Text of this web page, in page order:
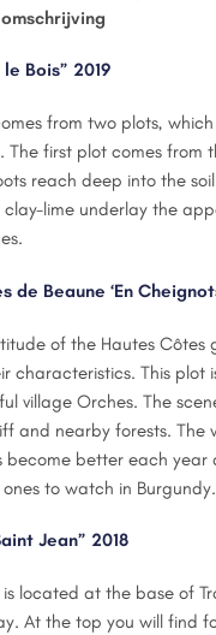
Bois” 2019
from two plots,
The first plot comes from
reach deep into the
lime underlay the
de Beaune ‘En
of the Hautes Côtes
characteristics. This plot
village Orches. The
and nearby forests. The
become better each year
to watch in Burgundy.
Jean” 2018
located at the base of
At the top you will find